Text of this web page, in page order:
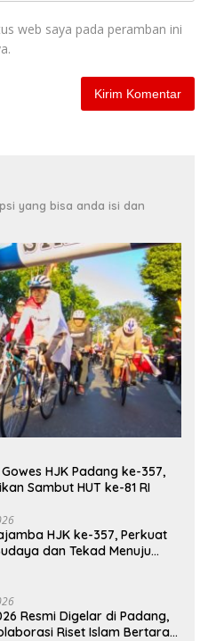
web saya pada peramban ini
yang bisa anda isi dan
HJK Padang ke-357,
Sambut HUT ke-81 RI
HJK ke-357, Perkuat
dan Tekad Menuju
Resmi Digelar di Padang,
Riset Islam Bertaraf